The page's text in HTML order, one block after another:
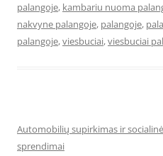
palangoje, kambariu nuoma
nakvyne palangoje, palangoje,
palangoje,viesbuciai,viesbuciai
Automobilių supirkimas ir
sprendimai